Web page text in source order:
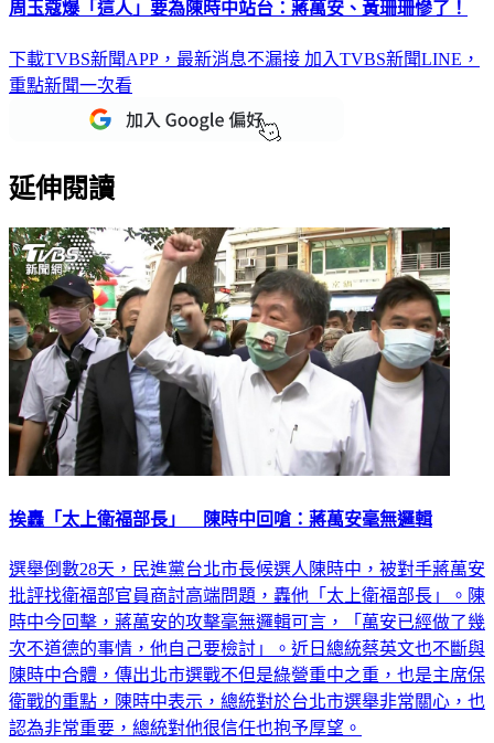
周玉蔻爆「這人」要為陳時中站台：蔣萬安、黃珊珊慘了！
下載TVBS新聞APP，最新消息不漏接 加入TVBS新聞LINE，
重點新聞一次看
延伸閱讀
挨轟「太上衛福部長」 陳時中回嗆：蔣萬安毫無邏輯
選舉倒數28天，民進黨台北市長候選人陳時中，被對手蔣萬安
批評找衛福部官員商討高端問題，轟他「太上衛福部長」。陳
時中今回擊，蔣萬安的攻擊毫無邏輯可言，「萬安已經做了幾
次不道德的事情，他自己要檢討」。近日總統蔡英文也不斷與
陳時中合體，傳出北市選戰不但是綠營重中之重，也是主席保
衛戰的重點，陳時中表示，總統對於台北市選舉非常關心，也
認為非常重要，總統對他很信任也抱予厚望。